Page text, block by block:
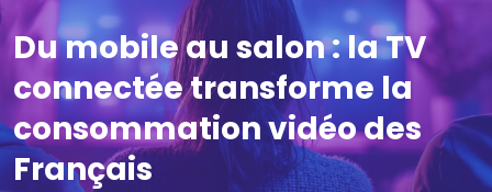
Du mobile au salon : la TV
connectée transforme la
consommation vidéo des
Français